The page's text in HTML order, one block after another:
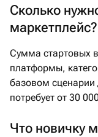
Сколько
маркетплейс?
Сумма стартовых
платформы,
базовом сценарии
потребует от 30
Что новичку